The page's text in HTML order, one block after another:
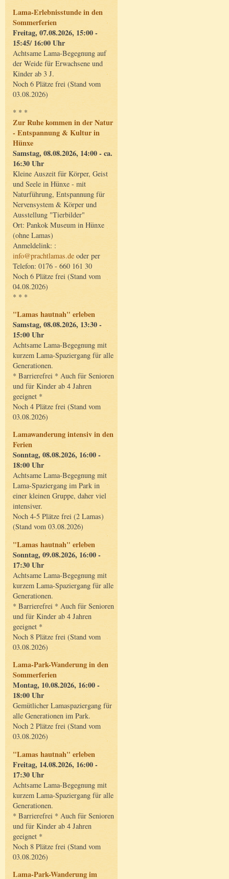
Lama-Erlebnisstunde in den
Sommerferien
Freitag, 07.08.2026, 15:00 -
15:45/ 16:00 Uhr
Achtsame Lama-Begegnung auf
der Weide für Erwachsene und
Kinder ab 3 J.
Noch 6 Plätze frei (Stand vom
03.08.2026)
* * *
Zur Ruhe kommen in der Natur
- Entspannung & Kultur in
Hünxe
Samstag, 08.08.2026, 14:00 - ca.
16:30 Uhr
Kleine Auszeit für Körper, Geist
und Seele in Hünxe - mit
Naturführung, Entspannung für
Nervensystem & Körper und
Ausstellung "Tierbilder"
Ort: Pankok Museum in Hünxe
(ohne Lamas)
Anmeldelink: :
info@prachtlamas.de oder per
Telefon: 0176 - 660 161 30
Noch 6 Plätze frei (Stand vom
04.08.2026)
* * *
"Lamas hautnah" erleben
Samstag, 08.08.2026, 13:30 -
15:00 Uhr
Achtsame Lama-Begegnung mit
kurzem Lama-Spaziergang für alle
Generationen.
* Barrierefrei * Auch für Senioren
und für Kinder ab 4 Jahren
geeignet *
Noch 4 Plätze frei (Stand vom
03.08.2026)
Lamawanderung intensiv in den
Ferien
Sonntag, 08.08.2026, 16:00 -
18:00 Uhr
Achtsame Lama-Begegnung mit
Lama-Spaziergang im Park in
einer kleinen Gruppe, daher viel
intensiver.
Noch 4-5 Plätze frei (2 Lamas)
(Stand vom 03.08.2026)
"Lamas hautnah" erleben
Sonntag, 09.08.2026, 16:00 -
17:30 Uhr
Achtsame Lama-Begegnung mit
kurzem Lama-Spaziergang für alle
Generationen.
* Barrierefrei * Auch für Senioren
und für Kinder ab 4 Jahren
geeignet *
Noch 8 Plätze frei (Stand vom
03.08.2026)
Lama-Park-Wanderung in den
Sommerferien
Montag, 10.08.2026, 16:00 -
18:00 Uhr
Gemütlicher Lamaspaziergang für
alle Generationen im Park.
Noch 2 Plätze frei (Stand vom
03.08.2026)
"Lamas hautnah" erleben
Freitag, 14.08.2026, 16:00 -
17:30 Uhr
Achtsame Lama-Begegnung mit
kurzem Lama-Spaziergang für alle
Generationen.
* Barrierefrei * Auch für Senioren
und für Kinder ab 4 Jahren
geeignet *
Noch 8 Plätze frei (Stand vom
03.08.2026)
Lama-Park-Wanderung im